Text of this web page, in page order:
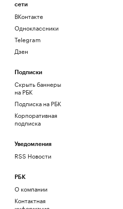
сети
ВКонтакте
Одноклассники
Telegram
Дзен
Подписки
Скрыть баннеры
на РБК
Подписка на РБК
Корпоративная
подписка
Уведомления
RSS Новости
РБК
О компании
Контактная